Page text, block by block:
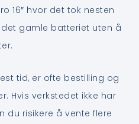
16″ hvor det tok nesten
gamle batteriet uten å
tid, er ofte bestilling og
Hvis verkstedet ikke har
du risikere å vente flere